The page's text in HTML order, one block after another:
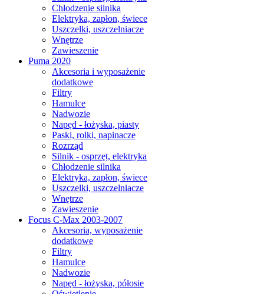
Chłodzenie silnika
Elektryka, zapłon, świece
Uszczelki, uszczelniacze
Wnętrze
Zawieszenie
Puma 2020
Akcesoria i wyposażenie
dodatkowe
Filtry
Hamulce
Nadwozie
Napęd - łożyska, piasty
Paski, rolki, napinacze
Rozrząd
Silnik - osprzęt, elektryka
Chłodzenie silnika
Elektryka, zapłon, świece
Uszczelki, uszczelniacze
Wnętrze
Zawieszenie
Focus C-Max 2003-2007
Akcesoria, wyposażenie
dodatkowe
Filtry
Hamulce
Nadwozie
Napęd - łożyska, półosie